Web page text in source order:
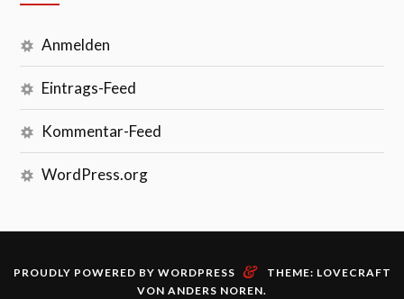
Anmelden
Eintrags-Feed
Kommentar-Feed
WordPress.org
PROUDLY POWERED BY WORDPRESS &
THEME: LOVECRAFT
VON ANDERS NOREN.